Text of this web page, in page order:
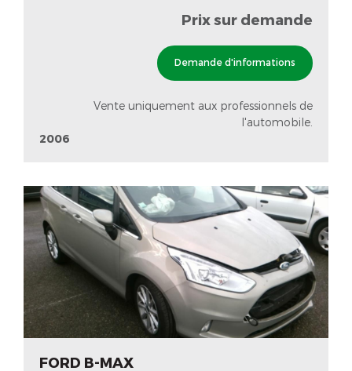
Prix sur demande
Demande d'informations
Vente uniquement aux professionnels de
l'automobile.
2006
FORD B-MAX